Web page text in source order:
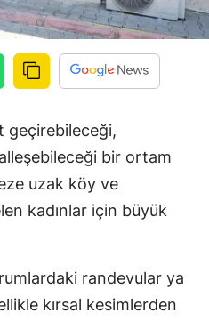
geçirebileceği,
bir ortam
uzak köy ve
kadınlar için büyük
randevular ya
kırsal kesimlerden